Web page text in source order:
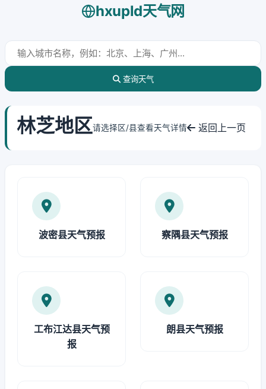
hxupld天气网
查询天气
林芝地区请选择区/县查看天气详情 返回上一页
波密县天气预报 察隅县天气预报
工布江达县天气预
报
朗县天气预报